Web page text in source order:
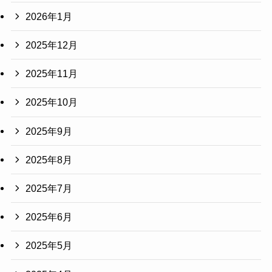
2026年1月
2025年12月
2025年11月
2025年10月
2025年9月
2025年8月
2025年7月
2025年6月
2025年5月